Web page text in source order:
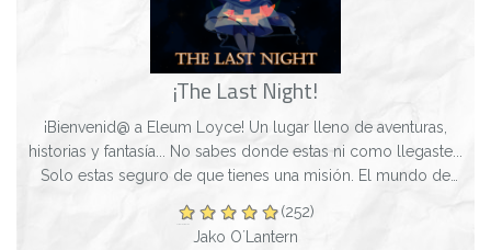
¡The Last Night!
¡Bienvenid@ a Eleum Loyce! Un lugar lleno de aventuras,
historias y fantasía... No sabes donde estas ni como llegaste...
Solo estas seguro de que tienes una misión. El mundo de
(252)
Jako O´Lantern